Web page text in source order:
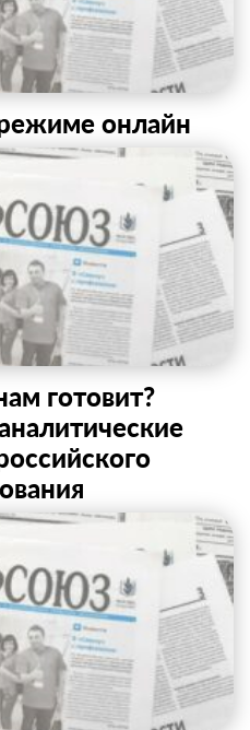
онлайн
готовит?